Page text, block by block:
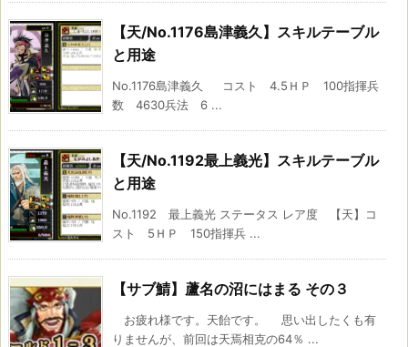
【天/No.1176島津義久】スキルテーブル
と用途
No.1176島津義久 コスト 4.5ＨＰ 100指揮兵
数 4630兵法 6 ...
【天/No.1192最上義光】スキルテーブル
と用途
No.1192 最上義光 ステータス レア度 【天】コ
スト 5ＨＰ 150指揮兵 ...
【サブ鯖】蘆名の沼にはまる その３
お疲れ様です。天飴です。 思い出したくも有
りませんが、前回は天焉相克の64％ ...